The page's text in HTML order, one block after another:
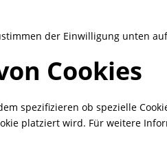
der Einwilligung unten
Cookies
spezifizieren ob spezielle
platziert wird. Für weitere